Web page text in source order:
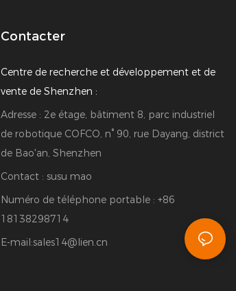
Contacter
Centre de recherche et développement et de
vente de Shenzhen :
Adresse : 2e étage, bâtiment 8, parc industriel
de robotique COFCO, n° 90, rue Dayang, district
de Bao'an, Shenzhen
Contact : susu mao
Numéro de téléphone portable : +86
18138298714
E-mail:sales14@lien.cn